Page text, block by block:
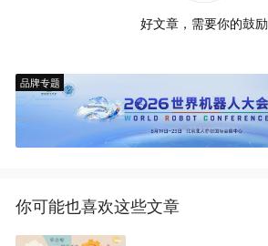
好文章，需要你的鼓励
品牌专题
你可能也喜欢这些文章